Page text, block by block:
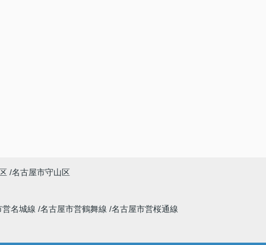
名古屋市守山区
名城線 名古屋市営鶴舞線 名古屋市営桜通線